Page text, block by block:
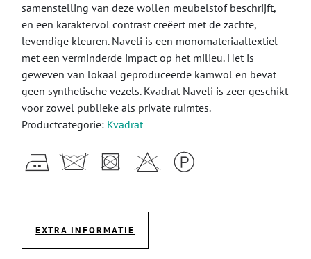
samenstelling van deze wollen meubelstof beschrijft,
en een karaktervol contrast creëert met de zachte,
levendige kleuren. Naveli is een monomateriaaltextiel
met een verminderde impact op het milieu. Het is
geweven van lokaal geproduceerde kamwol en bevat
geen synthetische vezels. Kvadrat Naveli is zeer geschikt
voor zowel publieke als private ruimtes.
Productcategorie: Kvadrat
EXTRA INFORMATIE